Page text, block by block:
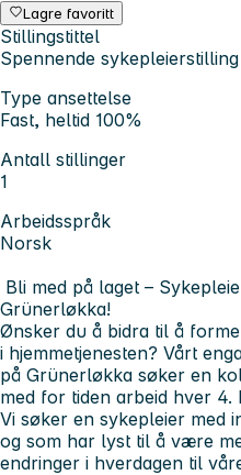
Lagre favoritt
Stillingstittel
Spennende
Type ansettelse
Fast, heltid 100%
Antall stillinger
1
Arbeidsspråk
Norsk
Bli med på laget –
Grünerløkka!
Ønsker du å bidra til å
i hjemmetjenesten? Vårt
på Grünerløkka søker en
med for tiden arbeid hver 4.
Vi søker en sykepleier med
og som har lyst til å være
endringer i hverdagen til